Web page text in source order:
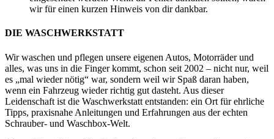
wir für einen kurzen Hinweis von dir dankbar.
DIE WASCHWERKSTATT
Wir waschen und pflegen unsere eigenen Autos, Motorräder und
alles, was uns in die Finger kommt, schon seit 2002 – nicht nur, weil
es „mal wieder nötig“ war, sondern weil wir Spaß daran haben,
wenn ein Fahrzeug wieder richtig gut dasteht. Aus dieser
Leidenschaft ist die Waschwerkstatt entstanden: ein Ort für ehrliche
Tipps, praxisnahe Anleitungen und Erfahrungen aus der echten
Schrauber- und Waschbox-Welt.